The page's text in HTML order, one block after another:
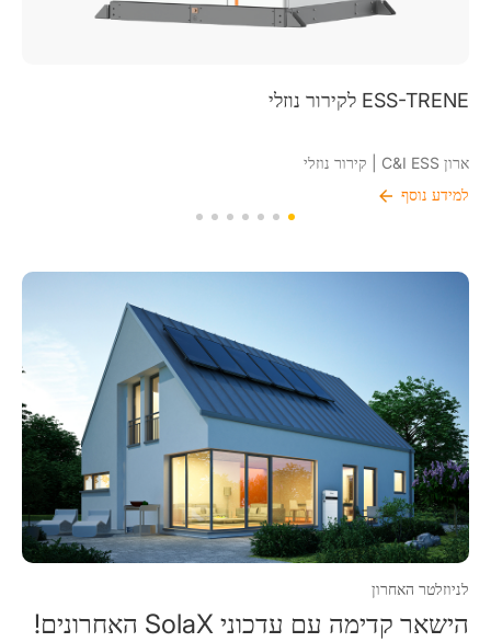
לקירור אוויר ESS-TRENE
ארון C&I ESS | לקירור אוויר
למידע נוסף
לניוזלטר האחרון
הישאר קדימה עם עדכוני SolaX האחרונים!